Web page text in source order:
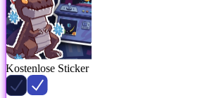
Kostenlose Sticker